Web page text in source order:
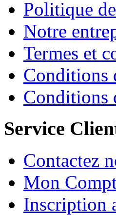
Politique
Notre
Termes et
Conditions
Conditions
Service
Contactez
Mon
Inscription